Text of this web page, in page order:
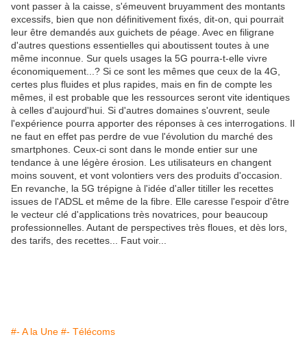
vont passer à la caisse, s'émeuvent bruyamment des montants
excessifs, bien que non définitivement fixés, dit-on, qui pourrait
leur être demandés aux guichets de péage. Avec en filigrane
d'autres questions essentielles qui aboutissent toutes à une
même inconnue. Sur quels usages la 5G pourra-t-elle vivre
économiquement...? Si ce sont les mêmes que ceux de la 4G,
certes plus fluides et plus rapides, mais en fin de compte les
mêmes, il est probable que les ressources seront vite identiques
à celles d'aujourd'hui. Si d'autres domaines s'ouvrent, seule
l'expérience pourra apporter des réponses à ces interrogations. Il
ne faut en effet pas perdre de vue l'évolution du marché des
smartphones. Ceux-ci sont dans le monde entier sur une
tendance à une légère érosion. Les utilisateurs en changent
moins souvent, et vont volontiers vers des produits d'occasion.
En revanche, la 5G trépigne à l'idée d'aller titiller les recettes
issues de l'ADSL et même de la fibre. Elle caresse l'espoir d'être
le vecteur clé d'applications très novatrices, pour beaucoup
professionnelles. Autant de perspectives très floues, et dès lors,
des tarifs, des recettes... Faut voir...
#- A la Une #- Télécoms